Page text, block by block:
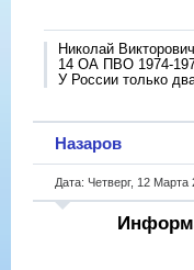
Николай Викторович
14 ОА ПВО 1974-
У России только
Назаров
Дата: Четверг, 12